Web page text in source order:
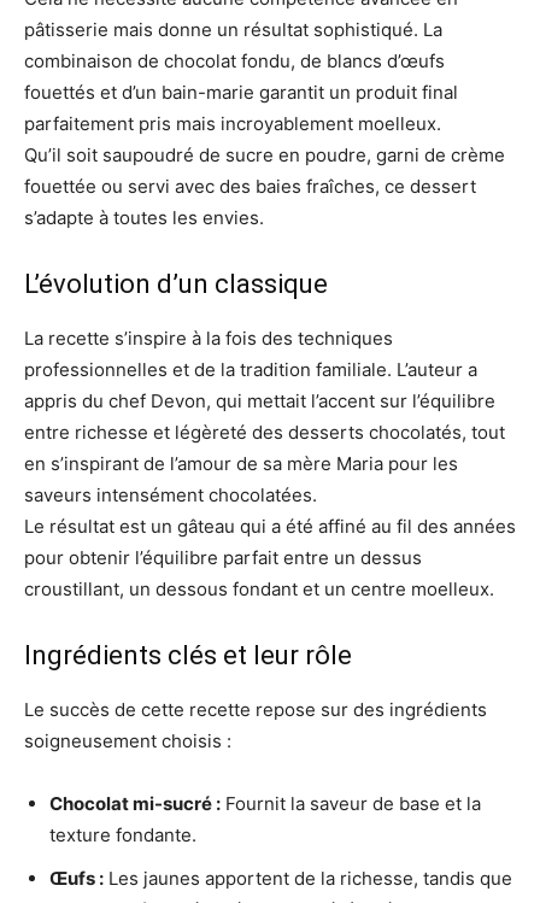
pâtisserie mais donne un résultat sophistiqué. La
combinaison de chocolat fondu, de blancs d’œufs
fouettés et d’un bain-marie garantit un produit final
parfaitement pris mais incroyablement moelleux.
Qu’il soit saupoudré de sucre en poudre, garni de crème
fouettée ou servi avec des baies fraîches, ce dessert
s’adapte à toutes les envies.
L’évolution d’un classique
La recette s’inspire à la fois des techniques
professionnelles et de la tradition familiale. L’auteur a
appris du chef Devon, qui mettait l’accent sur l’équilibre
entre richesse et légèreté des desserts chocolatés, tout
en s’inspirant de l’amour de sa mère Maria pour les
saveurs intensément chocolatées.
Le résultat est un gâteau qui a été affiné au fil des années
pour obtenir l’équilibre parfait entre un dessus
croustillant, un dessous fondant et un centre moelleux.
Ingrédients clés et leur rôle
Le succès de cette recette repose sur des ingrédients
soigneusement choisis :
Chocolat mi-sucré : Fournit la saveur de base et la
texture fondante.
Œufs : Les jaunes apportent de la richesse, tandis que